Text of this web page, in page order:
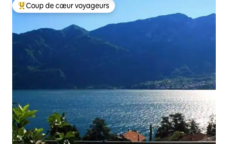
Coups de cœur voyageurs les plus appréciés
Coup de cœur voyageurs